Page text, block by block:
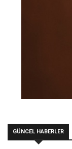
GÜNCEL HABERLER